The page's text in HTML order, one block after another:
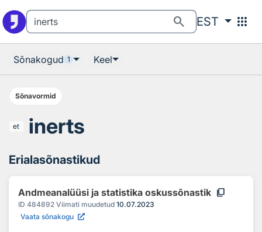
search EST apps
Sõnakogud 1 Keel
Sõnavormid
et inerts
Erialasõnastikud
Andmeanalüüsi ja statistika oskussõnastik content_copy
ID 484892 Viimati muudetud 10.07.2023
Vaata sõnakogu